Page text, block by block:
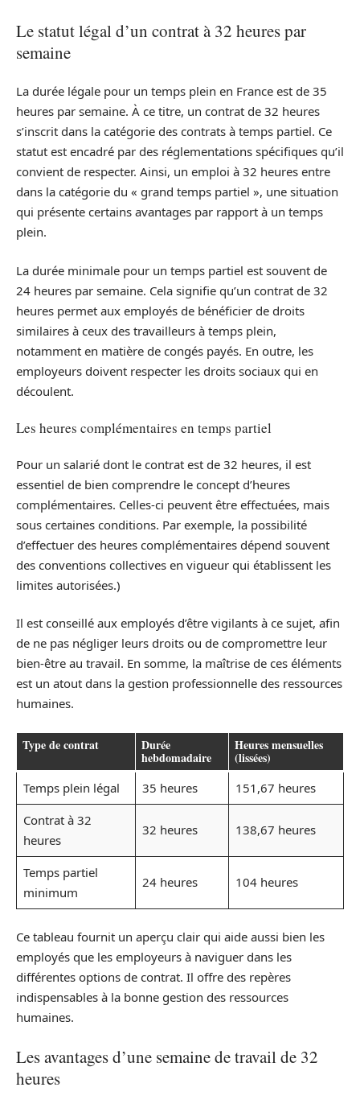
Le statut légal d’un contrat à 32 heures par
semaine
La durée légale pour un temps plein en France est de 35
heures par semaine. À ce titre, un contrat de 32 heures
s’inscrit dans la catégorie des contrats à temps partiel. Ce
statut est encadré par des réglementations spécifiques qu’il
convient de respecter. Ainsi, un emploi à 32 heures entre
dans la catégorie du « grand temps partiel », une situation
qui présente certains avantages par rapport à un temps
plein.
La durée minimale pour un temps partiel est souvent de
24 heures par semaine. Cela signifie qu’un contrat de 32
heures permet aux employés de bénéficier de droits
similaires à ceux des travailleurs à temps plein,
notamment en matière de congés payés. En outre, les
employeurs doivent respecter les droits sociaux qui en
découlent.
Les heures complémentaires en temps partiel
Pour un salarié dont le contrat est de 32 heures, il est
essentiel de bien comprendre le concept d’heures
complémentaires. Celles-ci peuvent être effectuées, mais
sous certaines conditions. Par exemple, la possibilité
d’effectuer des heures complémentaires dépend souvent
des conventions collectives en vigueur qui établissent les
limites autorisées.)
Il est conseillé aux employés d’être vigilants à ce sujet, afin
de ne pas négliger leurs droits ou de compromettre leur
bien-être au travail. En somme, la maîtrise de ces éléments
est un atout dans la gestion professionnelle des ressources
humaines.
Type de contrat Durée
hebdomadaire
Heures mensuelles
(lissées)
Temps plein légal 35 heures
151,67 heures
Contrat à 32
heures
32 heures 138,67 heures
Temps partiel
minimum
24 heures 104 heures
Ce tableau fournit un aperçu clair qui aide aussi bien les
employés que les employeurs à naviguer dans les
différentes options de contrat. Il offre des repères
indispensables à la bonne gestion des ressources
humaines.
Les avantages d’une semaine de travail de 32
heures